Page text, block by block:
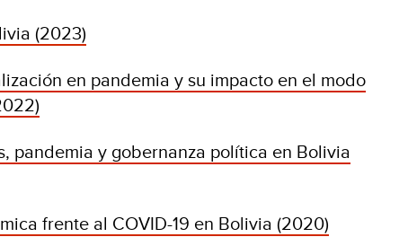
(2023)
en pandemia y su impacto en el modo
pandemia y gobernanza política en Bolivia
frente al COVID-19 en Bolivia (2020)